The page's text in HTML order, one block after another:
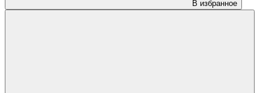
В избранное